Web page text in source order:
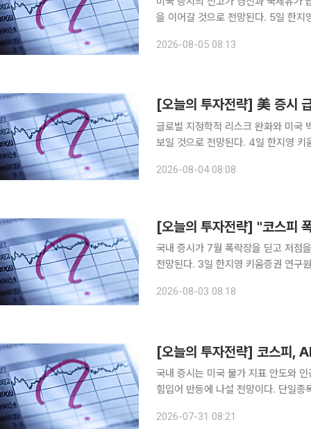
을 이어갈 것으로 전망된다. 5일 한지영 키움증권 연구원은 "유가 급락, 금리 하락 등 우호적인 매크
2026-08-05 08:13
글로벌 지정학적 리스크 완화와 미국
보일 것으로 전망된다. 4일 한지영 키움증권 연구원은 "7월 폭락 및 전일 급락에 대한 과매도 인식
름을 보일 전망"이라며 "AI 밸류체인
2026-08-04 08:08
[오늘의 투자전략] "코스
국내 증시가 7월 폭락장을 딛고 저점
전망된다. 3일 한지영 키움증권 연구원은 "이번 주 코스피 주간 예상 레인지는 6000~7000으로
기업들의 실적 공개가 지수 회복력의
2026-08-03 08:18
국내 증시는 미국 물가 지표 안도와
힘입어 반등에 나설 전망이다. 단일
제품 공급 우려에 따른 애플의 시간
2026-07-31 08:21